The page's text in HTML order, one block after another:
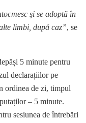
şi se adoptă în
limbi, după caz”, se
5 minute pentru
declarațiilor pe
ordinea de zi, timpul
– 5 minute.
sesiunea de întrebări